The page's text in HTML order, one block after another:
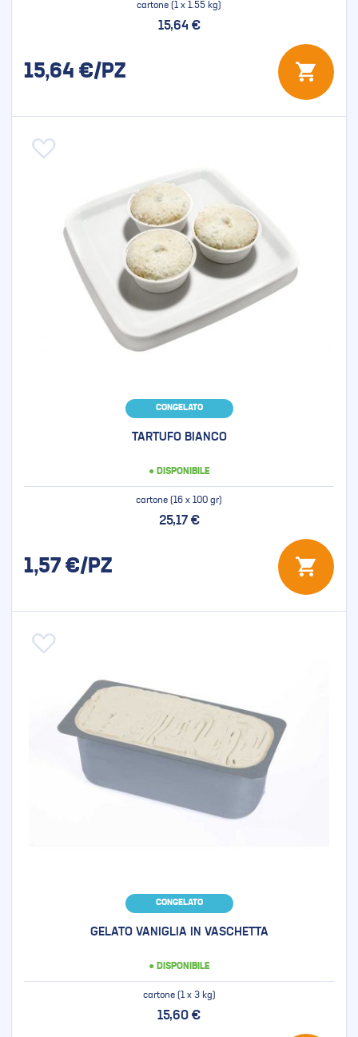
cartone (1 x 1.55 kg)
15,64 €
15,64 €/PZ
CONGELATO
TARTUFO BIANCO
● DISPONIBILE
cartone (16 x 100 gr)
25,17 €
1,57 €/PZ
CONGELATO
GELATO VANIGLIA IN VASCHETTA
● DISPONIBILE
cartone (1 x 3 kg)
15,60 €